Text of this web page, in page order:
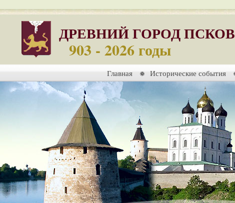
ДРЕВНИЙ ГОРОД ПСКОВ
903 - 2026 годы
Главная Исторические события